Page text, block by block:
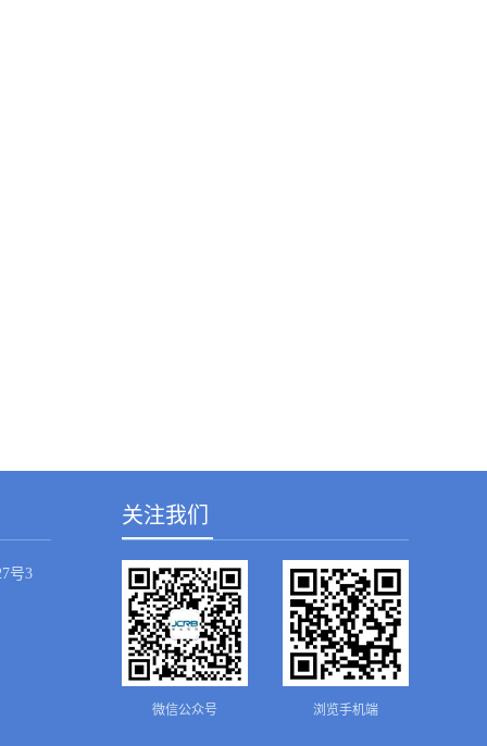
号3
关注我们
微信公众号 浏览手机端